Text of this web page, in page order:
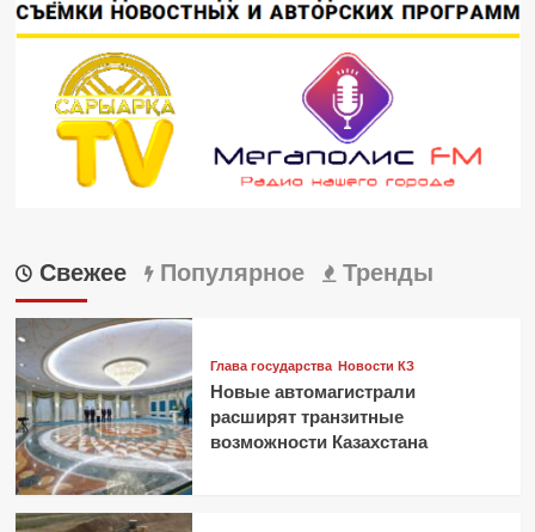
Свежее Популярное Тренды
Глава государства Новости КЗ
Новые автомагистрали
расширят транзитные
возможности Казахстана